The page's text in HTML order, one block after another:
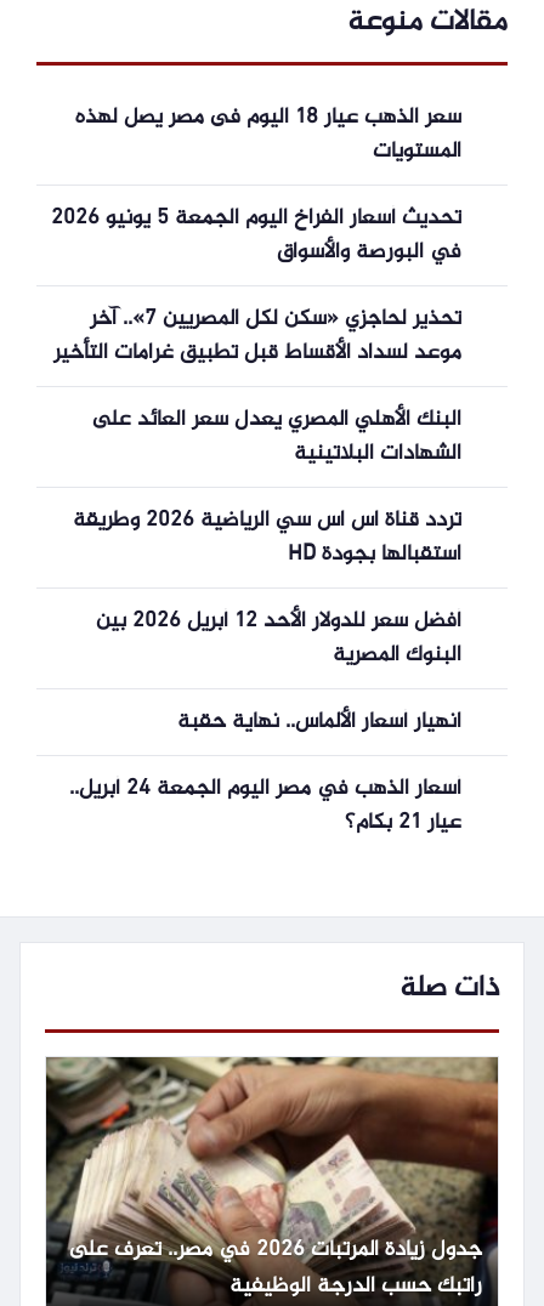
مقالات منوعة
سعر الذهب عيار 18 اليوم فى مصر يصل لهذه
المستويات
تحديث أسعار الفراخ اليوم الجمعة 5 يونيو 2026
في البورصة والأسواق
تحذير لحاجزي «سكن لكل المصريين 7».. آخر
موعد لسداد الأقساط قبل تطبيق غرامات التأخير
البنك الأهلي المصري يعدل سعر العائد على
الشهادات البلاتينية
تردد قناة اس اس سي الرياضية 2026 وطريقة
استقبالها بجودة HD
أفضل سعر للدولار الأحد 12 أبريل 2026 بين
البنوك المصرية
انهيار أسعار الألماس.. نهاية حقبة
أسعار الذهب في مصر اليوم الجمعة 24 أبريل..
عيار 21 بكام؟
ذات صلة
جدول زيادة المرتبات 2026 في مصر.. تعرف على
راتبك حسب الدرجة الوظيفية